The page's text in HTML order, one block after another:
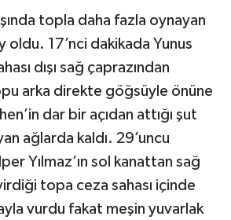
topla daha fazla oynayan
oldu. 17’nci dakikada Yunus
dışı sağ çaprazından
arka direkte göğsüyle önüne
dar bir açıdan attığı şut
ağlarda kaldı. 29’uncu
Yılmaz’ın sol kanattan sağ
topa ceza sahası içinde
vurdu fakat meşin yuvarlak